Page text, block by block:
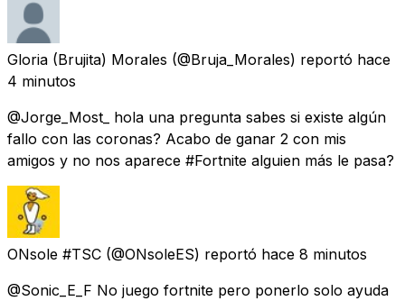
Gloria (Brujita) Morales (@Bruja_Morales) reportó hace
4 minutos
@Jorge_Most_ hola una pregunta sabes si existe algún
fallo con las coronas? Acabo de ganar 2 con mis
amigos y no nos aparece #Fortnite alguien más le pasa?
ONsole #TSC (@ONsoleES) reportó hace 8 minutos
@Sonic_E_F No juego fortnite pero ponerlo solo ayuda